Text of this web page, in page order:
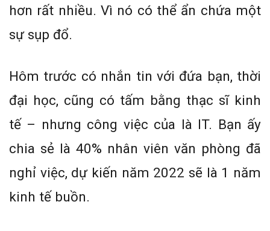
hơn rất nhiều. Vì nó có thể ẩn chứa một
sự sụp đổ.
Hôm trước có nhắn tin với đứa bạn, thời
đại học, cũng có tấm bằng thạc sĩ kinh
tế – nhưng công việc của là IT. Bạn ấy
chia sẻ là 40% nhân viên văn phòng đã
nghỉ việc, dự kiến năm 2022 sẽ là 1 năm
kinh tế buồn.